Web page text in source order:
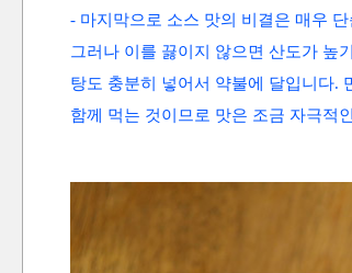
- 마지막으로 소스 맛의 비결은 매우
그러나 이를 끓이지 않으면 산도가 높
탕도 충분히 넣어서 약불에 달입니다.
함께 먹는 것이므로 맛은 조금 자극적